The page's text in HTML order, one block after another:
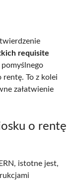
requisite
pomyślnego
rentę. To z kolei
załatwienie
o rentę
istotne jest,